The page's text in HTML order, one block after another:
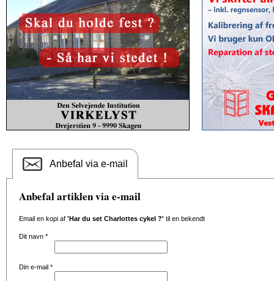
Anbefal via e-mail
Anbefal artiklen via e-mail
Email en kopi af 'Har du set Charlottes cykel ?' til en bekendt
Dit navn *
Din e-mail *